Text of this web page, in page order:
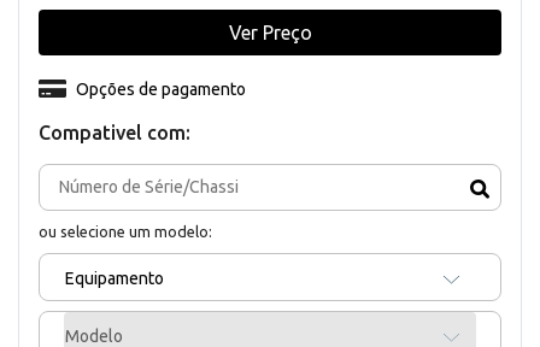
Compativel com:
ou selecione um modelo:
Equipamento
Modelo
Opções de pagamento
Ver Preço